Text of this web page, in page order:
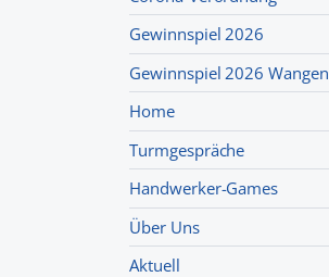
Gewinnspiel 2026
Gewinnspiel 2026 Wangen
Home
Turmgespräche
Handwerker-Games
Über Uns
Aktuell